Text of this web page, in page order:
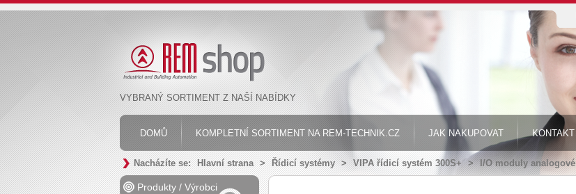
VYBRANÝ SORTIMENT Z NAŠÍ NABÍDKY
DOMŮ KOMPLETNÍ SORTIMENT NA REM-TECHNIK.CZ JAK NAKUPOVAT KONTAKT
Nacházíte se: Hlavní strana > Řídicí systémy > VIPA řídicí systém 300S+ > I/O moduly analogové
Produkty / Výrobci